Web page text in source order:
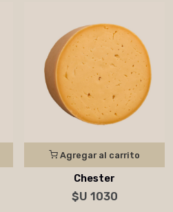
Agregar al carrito
Chester
$U 1030